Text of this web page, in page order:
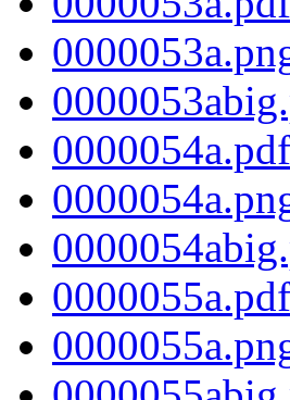
0000054a.pdf
0000055a.pdf